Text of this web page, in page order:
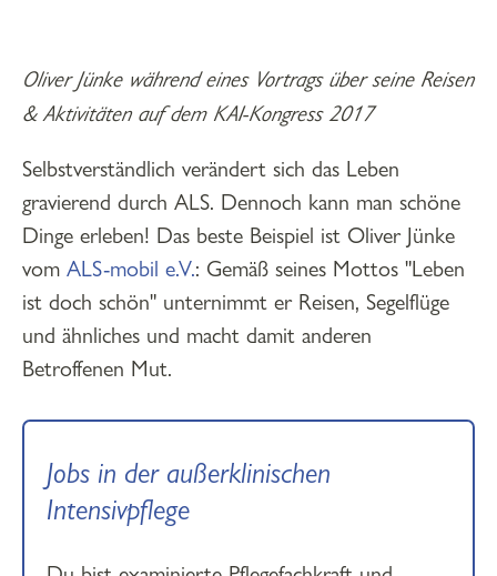
Oliver Jünke während eines Vortrags über seine Reisen
& Aktivitäten auf dem KAI-Kongress 2017
Selbstverständlich verändert sich das Leben
gravierend durch ALS. Dennoch kann man schöne
Dinge erleben! Das beste Beispiel ist Oliver Jünke
vom ALS-mobil e.V.: Gemäß seines Mottos "Leben
ist doch schön" unternimmt er Reisen, Segelflüge
und ähnliches und macht damit anderen
Betroffenen Mut.
Jobs in der außerklinischen
Intensivpflege